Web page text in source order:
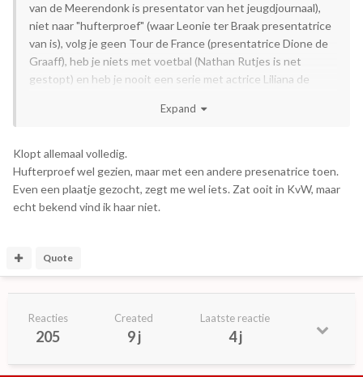
van de Meerendonk is presentator van het jeugdjournaal),
niet naar "hufterproef" (waar Leonie ter Braak presentatrice
van is), volg je geen Tour de France (presentatrice Dione de
Graaff), heb je niets met voetbal (Nathan Rutjes is net
gestopt) en heb je nooit een serie met actrice Liliana de
Expand
Klopt allemaal volledig.
Hufterproef wel gezien, maar met een andere presenatrice toen.
Even een plaatje gezocht, zegt me wel iets. Zat ooit in KvW, maar
echt bekend vind ik haar niet.
Quote
Reacties
205
Created
9 j
Laatste reactie
4 j